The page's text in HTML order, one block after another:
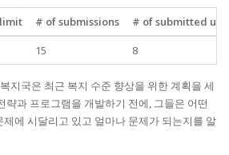
# of submissions
# of submitted
15 8
지국은 최근 복지 수준 향상을 위한 계획을 세
략과 프로그램을 개발하기 전에, 그들은 어떤
에 시달리고 있고 얼마나 문제가 되는지를 알